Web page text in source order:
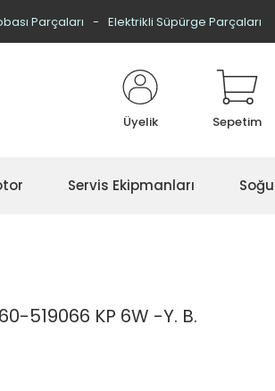
Parçaları Elektrikli Süpürge Parçaları
Üyelik Sepetim
Servis Ekipmanları
519066 KP 6W -Y. B.